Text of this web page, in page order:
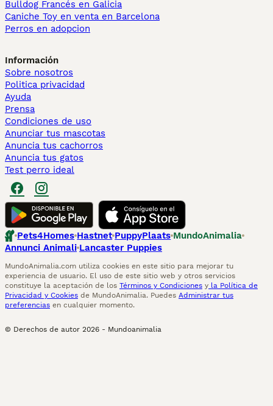
Bulldog Francés en Galicia
Caniche Toy en venta en Barcelona
Perros en adopcion
Información
Sobre nosotros
Politica privacidad
Ayuda
Prensa
Condiciones de uso
Anunciar tus mascotas
Anuncia tus cachorros
Anuncia tus gatos
Test perro ideal
Pets4Homes Hastnet PuppyPlaats MundoAnimalia
Annunci Animali Lancaster Puppies
MundoAnimalia.com utiliza cookies en este sitio para mejorar tu
experiencia de usuario. El uso de este sitio web y otros servicios
constituye la aceptación de los Términos y Condiciones y la Política de
Privacidad y Cookies de MundoAnimalia. Puedes Administrar tus
preferencias en cualquier momento.
© Derechos de autor 2026 - Mundoanimalia